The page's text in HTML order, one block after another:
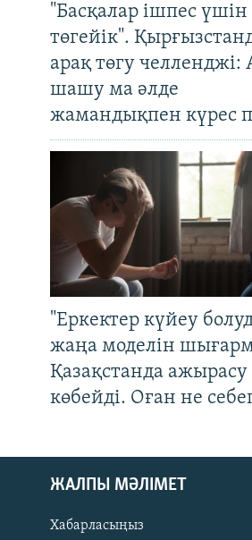
"Басқалар ішпес үшін
төгейік".
арақ төгу
шашу ма әлде
жамандықпен күрес
"Еркектер күйеу
жаңа моделін
Қазақстанда ажырасу
көбейді. Оған не
ЖАЛПЫ МӘЛІМЕТ
Хабарласыңыз